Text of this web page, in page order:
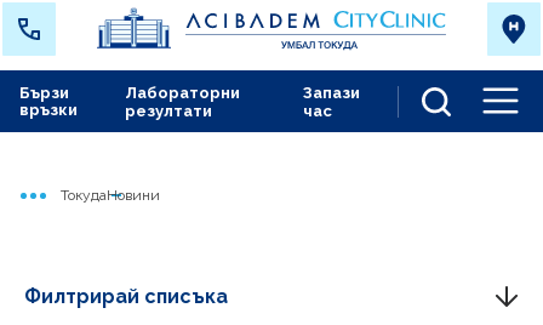
Лабораторни
резултати
Запази
час
Бързи
връзки
Начало
ТокудаНовини
Филтрирай списъка